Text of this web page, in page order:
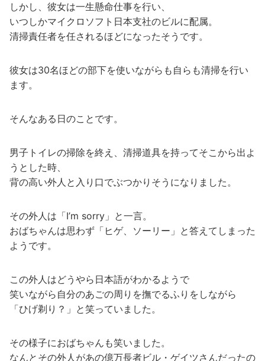
しかし、彼女は一生懸命仕事を行い、
いつしかマイクロソフト日本支社のビルに配属。
清掃責任者を任されるほどになったそうです。
彼女は30名ほどの部下を使いながらも自らも清掃を行い
ます。
そんなある日のことです。
男子トイレの掃除を終え、清掃道具を持ってそこから出よ
うとした時、
背の高い外人と入り口でぶつかりそうになりました。
その外人は「I’m sorry」と一言。
おばちゃんは思わず「ヒゲ、ソーリー」と答えてしまった
ようです。
この外人はどうやら日本語がわかるようで
笑いながら自分のあごの周りを撫でるふりをしながら
「ひげ剃り？」と笑っていました。
その様子におばちゃんも笑いました。
なんとその外人があの億万長者ビル・ゲイツさんだったの